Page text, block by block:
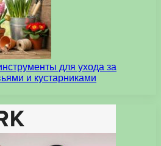
для ухода за
и кустарниками